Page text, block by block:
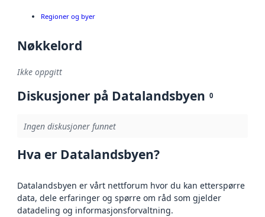
Regioner og byer
Nøkkelord
Ikke oppgitt
Diskusjoner på Datalandsbyen 0
Ingen diskusjoner funnet
Hva er Datalandsbyen?
Datalandsbyen er vårt nettforum hvor du kan etterspørre
data, dele erfaringer og spørre om råd som gjelder
datadeling og informasjonsforvaltning.